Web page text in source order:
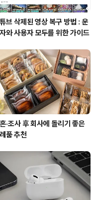
브 삭제된 영상 복구 방법 : 운
와 사용자 모두를 위한 가이드
·조사 후 회사에 돌리기 좋은
품 추천